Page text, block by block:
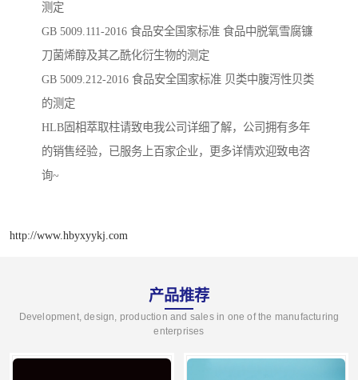
测定
GB 5009.111-2016 ⻝品安全国家标准 ⻝品中脱氧雪腐镰
⼑菌烯醇及其⼄酰化衍⽣物的测定
GB 5009.212-2016 ⻝品安全国家标准 ⻉类中腹泻性⻉类
的测定
HLB固相萃取柱请致电我公司详细了解，公司拥有多年
的销售经验，已服务上百家企业，更多详情欢迎致电咨
询~
http://www.hbyxyykj.com
产品推荐
Development, design, production and sales in one of the manufacturing
enterprises